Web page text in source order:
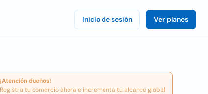
Inicio de sesión Ver planes
¡Atención dueños!
Registra tu comercio ahora e incrementa tu alcance global